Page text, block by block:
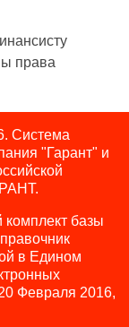
права
Система
"Гарант" и
базы
в Едином
Февраля 2016,